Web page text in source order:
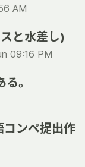
AM
と水差し)
09:16 PM
。
コンペ提出作